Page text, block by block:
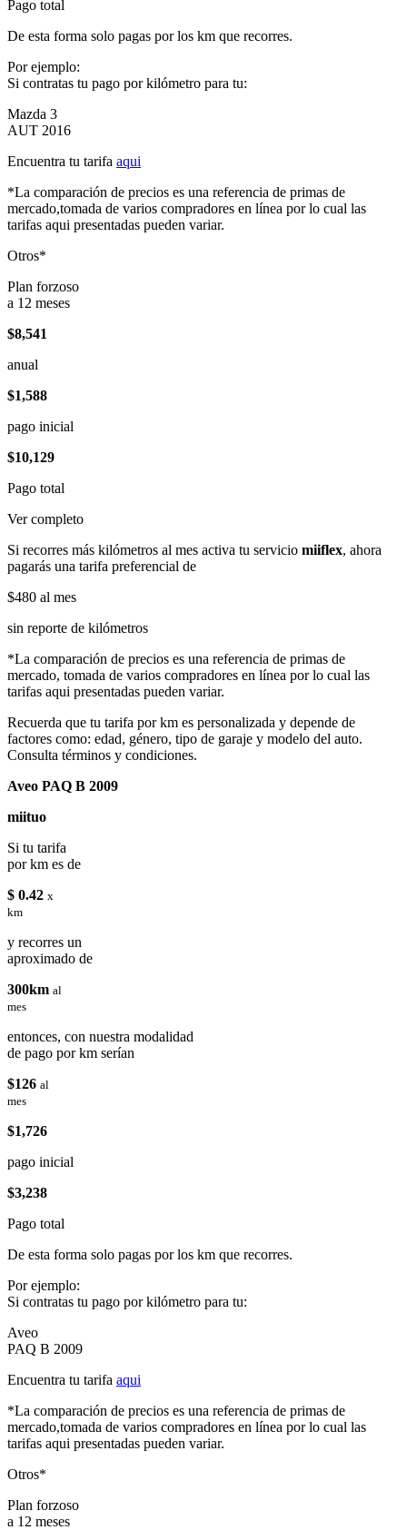
Pago total
De esta forma solo pagas por los km que recorres.
Por ejemplo:
Si contratas tu pago por kilómetro para tu:
Mazda 3
AUT 2016
Encuentra tu tarifa aqui
*La comparación de precios es una referencia de primas de
mercado,tomada de varios compradores en línea por lo cual las
tarifas aqui presentadas pueden variar.
Otros*
Plan forzoso
a 12 meses
$8,541
anual
$1,588
pago inicial
$10,129
Pago total
Ver completo
Si recorres más kilómetros al mes activa tu servicio miiflex, ahora
pagarás una tarifa preferencial de
$480 al mes
sin reporte de kilómetros
*La comparación de precios es una referencia de primas de
mercado, tomada de varios compradores en línea por lo cual las
tarifas aqui presentadas pueden variar.
Recuerda que tu tarifa por km es personalizada y depende de
factores como: edad, género, tipo de garaje y modelo del auto.
Consulta términos y condiciones.
Aveo PAQ B 2009
miituo
Si tu tarifa
por km es de
$ 0.42 x
km
y recorres un
aproximado de
300km al
mes
entonces, con nuestra modalidad
de pago por km serían
$126 al
mes
$1,726
pago inicial
$3,238
Pago total
De esta forma solo pagas por los km que recorres.
Por ejemplo:
Si contratas tu pago por kilómetro para tu:
Aveo
PAQ B 2009
Encuentra tu tarifa aqui
*La comparación de precios es una referencia de primas de
mercado,tomada de varios compradores en línea por lo cual las
tarifas aqui presentadas pueden variar.
Otros*
Plan forzoso
a 12 meses